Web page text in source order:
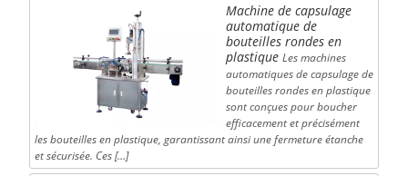
Machine de capsulage
automatique de
bouteilles rondes en
plastique Les machines
automatiques de capsulage de
bouteilles rondes en plastique
sont conçues pour boucher
efficacement et précisément
les bouteilles en plastique, garantissant ainsi une fermeture étanche
et sécurisée. Ces […]